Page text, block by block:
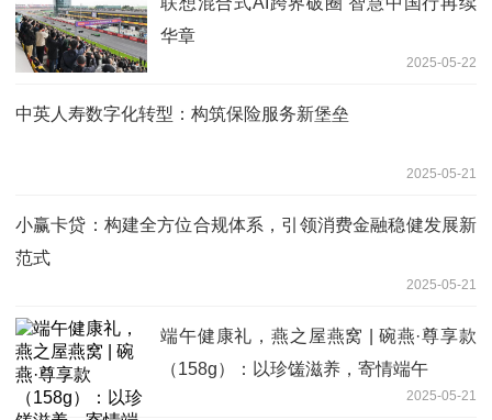
华章
2025-05-22
中英人寿数字化转型：构筑保险服务新堡垒
2025-05-21
小赢卡贷：构建全方位合规体系，引领消费金融稳健发展新
范式
2025-05-21
端午健康礼，燕之屋燕窝 | 碗燕·尊享款
（158g）：以珍馐滋养，寄情端午
2025-05-21